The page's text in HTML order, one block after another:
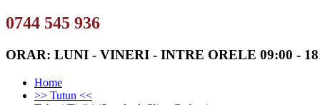
0744 545 936
ORAR: LUNI - VINERI - INTRE ORELE 09:00 -
Home
>> Tutun <<